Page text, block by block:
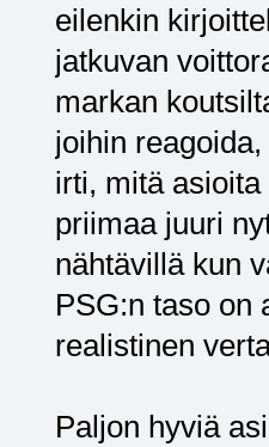
eilenkin
jatkuvan
markan
joihin
irti, mitä
priimaa juuri
nähtävillä kun
PSG:n taso on
realistinen
Paljon hyviä